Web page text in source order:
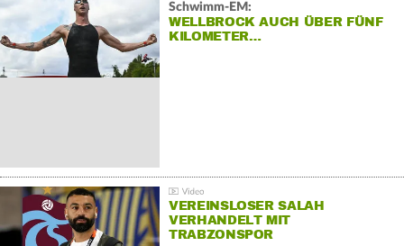
Schwimm-EM:
WELLBROCK AUCH ÜBER FÜNF
KILOMETER…
VEREINSLOSER SALAH
VERHANDELT MIT
TRABZONSPOR